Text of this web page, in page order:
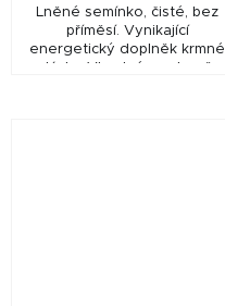
Lněné semínko, čisté, bez
příměsí. Vynikající
energetický doplněk krmné